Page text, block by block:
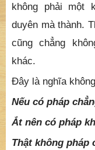
không phải một
duyên mà thành.
cũng chẳng
khác.
Đây là nghĩa
Nếu có pháp
Ắt nên có pháp
Thật không pháp